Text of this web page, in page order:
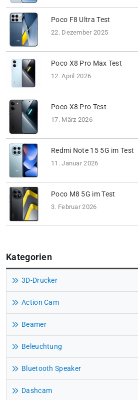
Poco F8 Ultra Test
22. Dezember 2025
Poco X8 Pro Max Test
12. April 2026
Poco X8 Pro Test
17. März 2026
Redmi Note 15 5G im Test
11. Januar 2026
Poco M8 5G im Test
3. Februar 2026
Kategorien
3D-Drucker
Action Cam
Beamer
Beleuchtung
Bluetooth Speaker
Dashcam